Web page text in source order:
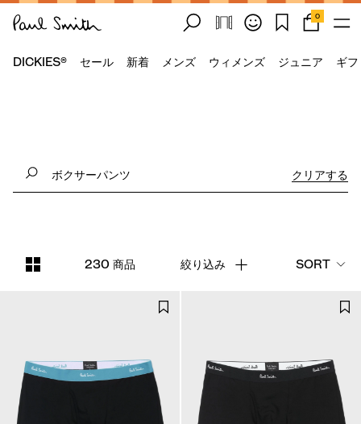
0
DICKIES® セール 新着 メンズ ウィメンズ ジュニア ギ
クリアする
230 商品 絞り込み SORT